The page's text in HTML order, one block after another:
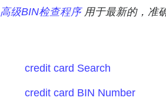
高级BIN检查程序用于最新的，准
credit card Search
credit card BIN Number